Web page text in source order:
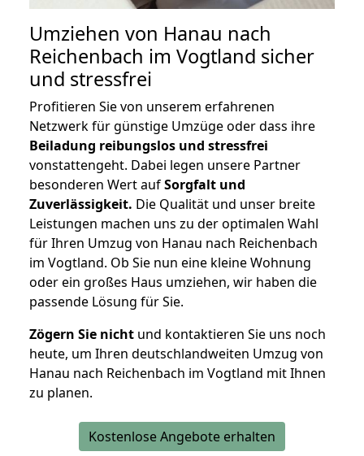
Umziehen von Hanau nach
Reichenbach im Vogtland sicher
und stressfrei
Profitieren Sie von unserem erfahrenen
Netzwerk für günstige Umzüge oder dass ihre
Beiladung reibungslos und stressfrei
vonstattengeht. Dabei legen unsere Partner
besonderen Wert aufSorgfalt und
Zuverlässigkeit. Die Qualität und unser breite
Leistungen machen uns zu der optimalen Wahl
für Ihren Umzug von Hanau nach Reichenbach
im Vogtland. Ob Sie nun eine kleine Wohnung
oder ein großes Haus umziehen, wir haben die
passende Lösung für Sie.
Zögern Sie nicht und kontaktieren Sie uns noch
heute, um Ihren deutschlandweiten Umzug von
Hanau nach Reichenbach im Vogtland mit Ihnen
zu planen.
Kostenlose Angebote erhalten